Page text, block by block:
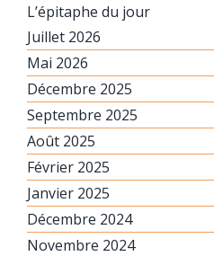
L’épitaphe du jour
Juillet 2026
Mai 2026
Décembre 2025
Septembre 2025
Août 2025
Février 2025
Janvier 2025
Décembre 2024
Novembre 2024